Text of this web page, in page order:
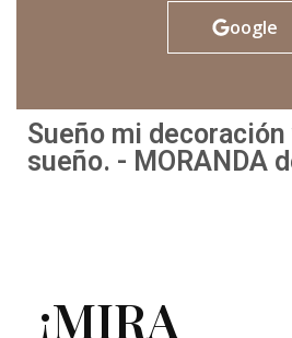
oogle
Sueño mi
sueño. - MORANDA
¡MIRA